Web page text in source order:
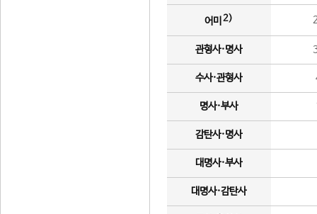
어미 2)
관형사·명사
수사·관형사
명사·부사
감탄사·명사
대명사·부사
대명사·감탄사